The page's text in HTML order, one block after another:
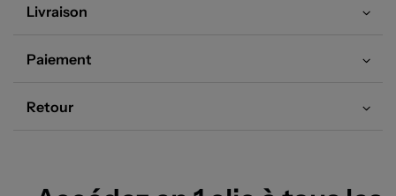
Livraison
Paiement
Retour